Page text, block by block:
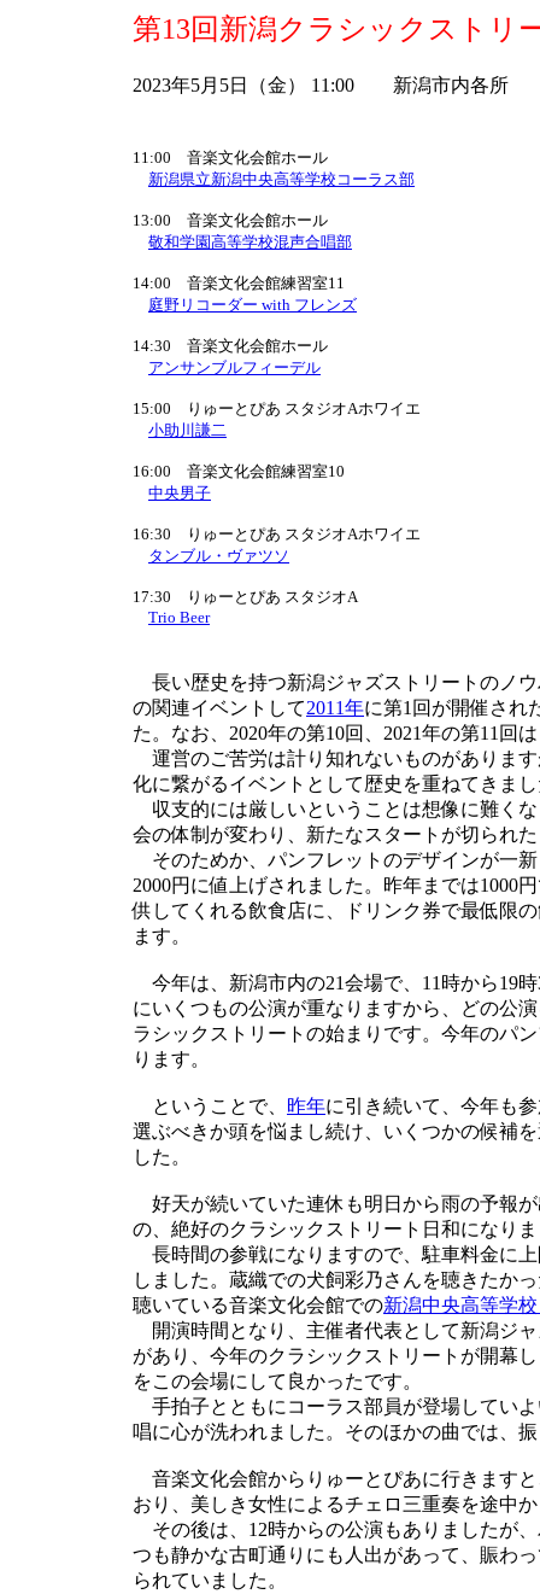
第13回新潟クラシックストリ
2023年5月5日（金） 11:00 新潟市内各所
11:00 音楽文化会館ホール
新潟県立新潟中央高等学校コーラス部
13:00 音楽文化会館ホール
敬和学園高等学校混声合唱部
14:00 音楽文化会館練習室11
庭野リコーダー with フレンズ
14:30 音楽文化会館ホール
アンサンブルフィーデル
15:00 りゅーとぴあ スタジオAホワイエ
小助川謙二
16:00 音楽文化会館練習室10
中央男子
16:30 りゅーとぴあ スタジオAホワイエ
タンブル・ヴァツソ
17:30 りゅーとぴあ スタジオA
Trio Beer
長い歴史を持つ新潟ジャズストリートのノ
の関連イベントして2011年に第1回が開催され
た。なお、2020年の第10回、2021年の第11回
運営のご苦労は計り知れないものがありま
化に繋がるイベントとして歴史を重ねてきま
収支的には厳しいということは想像に難く
会の体制が変わり、新たなスタートが切られ
そのためか、パンフレットのデザインが一
2000円に値上げされました。昨年までは1000
供してくれる飲食店に、ドリンク券で最低限
ます。
今年は、新潟市内の21会場で、11時から19
にいくつもの公演が重なりますから、どの公
ラシックストリートの始まりです。今年のパ
ります。
ということで、 昨年に引き続いて、今年も
選ぶべきか頭を悩まし続け、いくつかの候補
した。
好天が続いていた連休も明日から雨の予報
の、絶好のクラシックストリート日和になり
長時間の参戦になりますので、駐車料金に
しました。蔵織での犬飼彩乃さんを聴きたか
聴いている音楽文化会館での新潟中央高等学
開演時間となり、主催者代表として新潟ジ
があり、今年のクラシックストリートが開幕
をこの会場にして良かったです。
手拍子とともにコーラス部員が登場してい
唱に心が洗われました。そのほかの曲では、
音楽文化会館からりゅーとぴあに行きます
おり、美しき女性によるチェロ三重奏を途中
その後は、12時からの公演もありましたが
つも静かな古町通りにも人出があって、賑わ
られていました。